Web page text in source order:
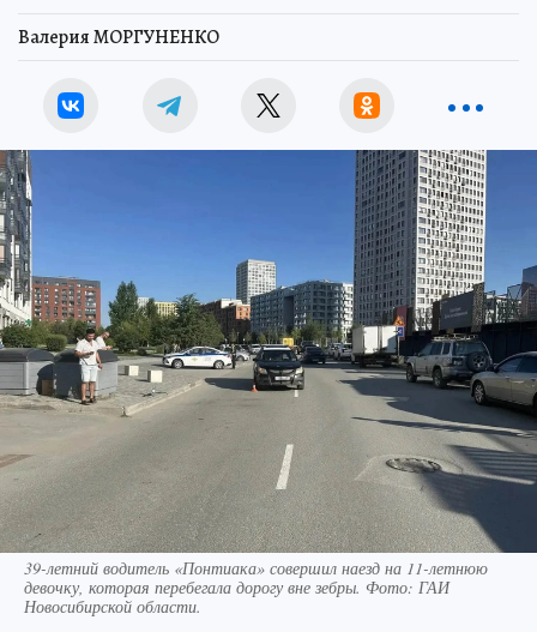
Валерия МОРГУНЕНКО
39-летний водитель «Понтиака» совершил наезд на 11-летнюю
девочку, которая перебегала дорогу вне зебры. Фото: ГАИ
Новосибирской области.